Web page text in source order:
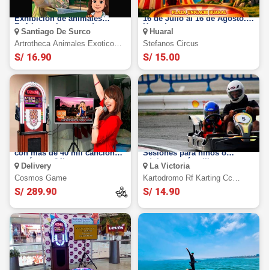
ARTROTHECA Centro de
Exhibición de animales
Exóticos e Insectos de
MARTES A VIERNES
Santiago De Surco
Artrotheca Animales Exoticos
Jockey
S/ 16.90
Stefano Circus 2026: desde el
16 de Julio al 16 de Agosto.
Huaral
Huaral
Stefanos Circus
S/ 15.00
Alquiler de karaoke Digital
con más de 40 mil canciones
y más por 24hs
Delivery
Cosmos Game
S/ 289.90
RF Karting La Victoria:
Sesiones para niños o
adultos según elijas
La Victoria
Kartodromo Rf Karting Cc
Gama
S/ 14.90